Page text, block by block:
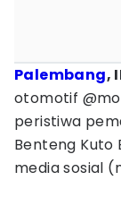
Palembang,
otomotif
peristiwa
Benteng Kuto
media sosial